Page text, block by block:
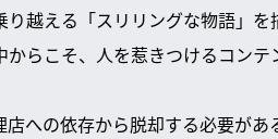
越える「スリリングな物語」を
らこそ、人を惹きつけるコンテ
への依存から脱却する必要があ